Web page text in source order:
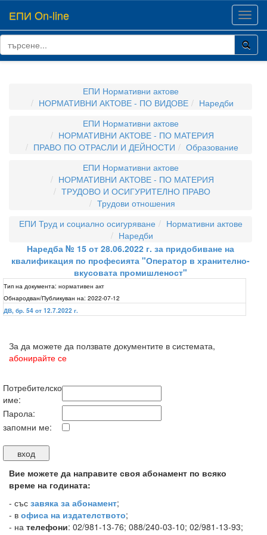
ЕПИ On-line
ЕПИ Нормативни актове
НОРМАТИВНИ АКТОВЕ - ПО ВИДОВЕ
Наредби
ЕПИ Нормативни актове
НОРМАТИВНИ АКТОВЕ - ПО МАТЕРИЯ
ПРАВО ПО ОТРАСЛИ И ДЕЙНОСТИ
Образование
ЕПИ Нормативни актове
НОРМАТИВНИ АКТОВЕ - ПО МАТЕРИЯ
ТРУДОВО И ОСИГУРИТЕЛНО ПРАВО
Трудови отношения
ЕПИ Труд и социално осигуряване
Нормативни актове
Наредби
Наредба № 15 от 28.06.2022 г. за придобиване на
квалификация по професията "Оператор в хранително-
вкусовата промишленост"
Тип на документа: нормативен акт
Обнародван/Публикуван на: 2022-07-12
ДВ, бр. 54 от 12.7.2022 г.
За да можете да ползвате документите в системата,
абонирайте се
Потребителско
име:
Парола:
запомни ме:
Вие можете да направите своя абонамент по всяко
време на годината:
- със завяка за абонамент;
- в офиса на издателството;
- на телефони: 02/981-13-76; 088/240-03-10; 02/981-13-93;